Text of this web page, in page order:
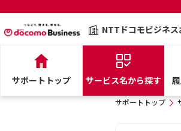
NTTドコモビジネ
サポートトップ サービス名から探す
サポートトップ